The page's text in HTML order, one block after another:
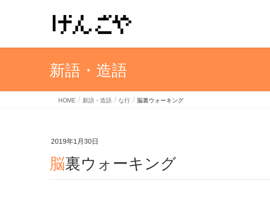
新語・造語
HOME 新語・造語 な行 脳裏ウォーキング
2019年1月30日
脳裏ウォーキング